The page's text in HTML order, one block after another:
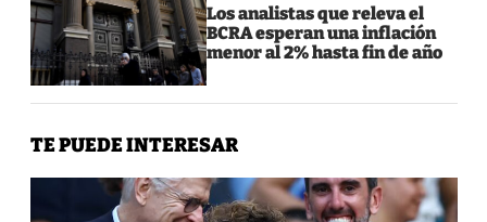
Los analistas que releva el
BCRA esperan una inflación
menor al 2% hasta fin de año
TE PUEDE INTERESAR